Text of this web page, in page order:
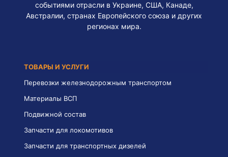
событиями отрасли в Украине, США, Канаде,
Австралии, странах Европейского союза и других
регионах мира.
ТОВАРЫ И УСЛУГИ
Перевозки железнодорожным транспортом
Материалы ВСП
Подвижной состав
Запчасти для локомотивов
Запчасти для транспортных дизелей